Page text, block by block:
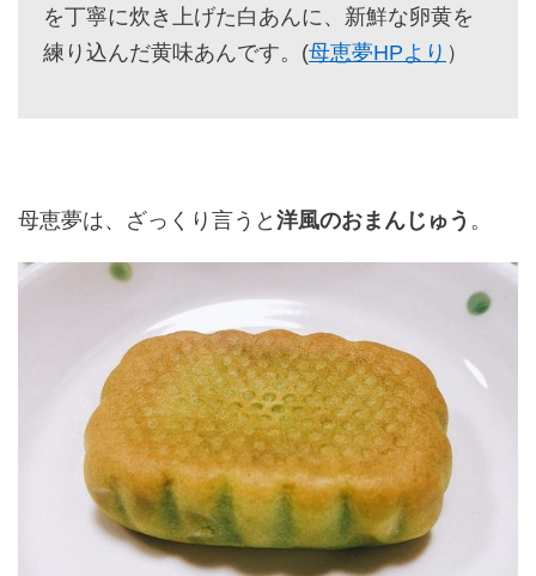
を丁寧に炊き上げた白あんに、新鮮な卵黄を
練り込んだ黄味あんです。(母恵夢HPより ）
母恵夢は、ざっくり言うと 洋風のおまんじゅう 。